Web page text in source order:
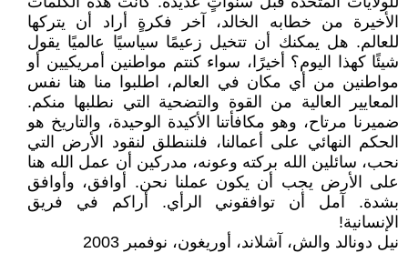
الأخيرة من خطابه الخالد، آخر فكرةٍ أراد أن يتركها
للعالم. هل يمكنك أن تتخيل زعيمًا سياسيًا عالميًا يقول
شيئًا كهذا اليوم؟ أخيرًا، سواء كنتم مواطنين أمريكيين أو
مواطنين من أي مكان في العالم، اطلبوا منا هنا نفس
المعايير العالية من القوة والتضحية التي نطلبها منكم.
ضميرنا مرتاح، وهو مكافأتنا الأكيدة الوحيدة، والتاريخ هو
الحكم النهائي على أعمالنا، فلننطلق لنقود الأرض التي
نحب، سائلين الله بركته وعونه، مدركين أن عمل الله هنا
على الأرض يجب أن يكون عملنا نحن. أوافق، وأوافق
بشدة. آمل أن توافقوني الرأي. أراكم في فريق
الإنسانية!
نيل دونالد والش، آشلاند، أوريغون، نوفمبر 2003